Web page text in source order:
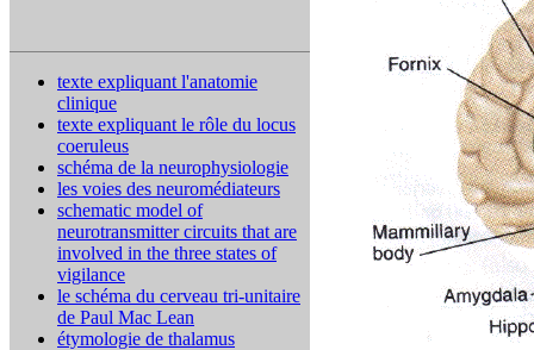
texte expliquant l'anatomie
clinique
texte expliquant le rôle du locus
coeruleus
schéma de la neurophysiologie
les voies des neuromédiateurs
schematic model of
neurotransmitter circuits that are
involved in the three states of
vigilance
le schéma du cerveau tri-unitaire
de Paul Mac Lean
étymologie de thalamus